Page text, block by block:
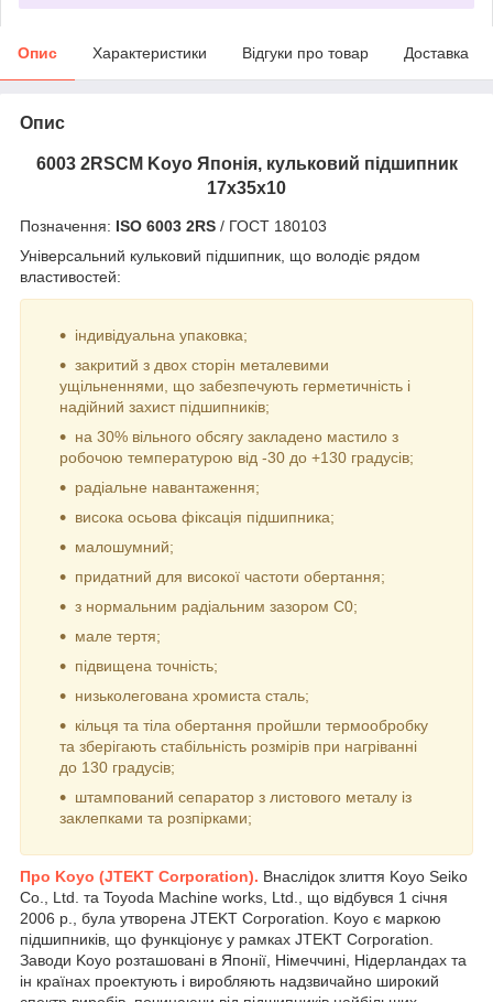
Опис Характеристики Відгуки про товар Доставка
Опис
6003 2RSCM Koyo Японія, кульковий підшипник
17х35х10
Позначення: ISO 6003 2RS / ГОСТ 180103
Універсальний кульковий підшипник, що володіє рядом
властивостей:
індивідуальна упаковка;
закритий з двох сторін металевими
ущільненнями, що забезпечують герметичність і
надійний захист підшипників;
на 30% вільного обсягу закладено мастило з
робочою температурою від -30 до +130 градусів;
радіальне навантаження;
висока осьова фіксація підшипника;
малошумний;
придатний для високої частоти обертання;
з нормальним радіальним зазором С0;
мале тертя;
підвищена точність;
низьколегована хромиста сталь;
кільця та тіла обертання пройшли термообробку
та зберігають стабільність розмірів при нагріванні
до 130 градусів;
штампований сепаратор з листового металу із
заклепками та розпірками;
Про Koyo (JTEKT Corporation). Внаслідок злиття Koyo Seiko
Co., Ltd. та Toyoda Machine works, Ltd., що відбувся 1 січня
2006 р., була утворена JTEKT Corporation. Koyo є маркою
підшипників, що функціонує у рамках JTEKT Corporation.
Заводи Koyo розташовані в Японії, Німеччині, Нідерландах та
ін країнах проектують і виробляють надзвичайно широкий